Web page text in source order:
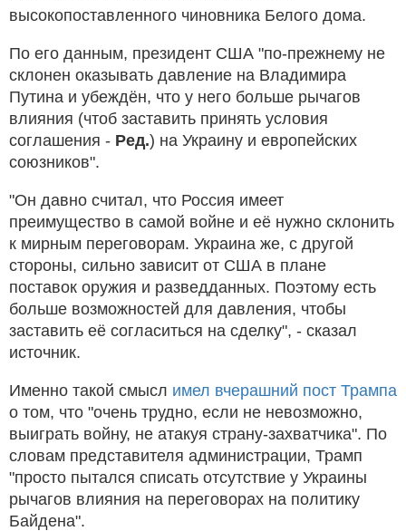
высокопоставленного чиновника Белого дома.
По его данным, президент США "по-прежнему не
склонен оказывать давление на Владимира
Путина и убеждён, что у него больше рычагов
влияния (чтоб заставить принять условия
соглашения - Ред.) на Украину и европейских
союзников".
"Он давно считал, что Россия имеет
преимущество в самой войне и её нужно склонить
к мирным переговорам. Украина же, с другой
стороны, сильно зависит от США в плане
поставок оружия и разведданных. Поэтому есть
больше возможностей для давления, чтобы
заставить её согласиться на сделку", - сказал
источник.
Именно такой смысл имел вчерашний пост Трампа
о том, что "очень трудно, если не невозможно,
выиграть войну, не атакуя страну-захватчика". По
словам представителя администрации, Трамп
"просто пытался списать отсутствие у Украины
рычагов влияния на переговорах на политику
Байдена".